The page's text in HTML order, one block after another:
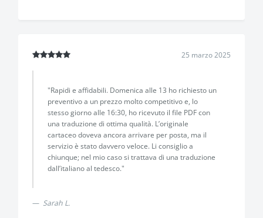
25 marzo 2025
"Rapidi e affidabili. Domenica alle 13 ho richiesto un
preventivo a un prezzo molto competitivo e, lo
stesso giorno alle 16:30, ho ricevuto il file PDF con
una traduzione di ottima qualità. L’originale
cartaceo doveva ancora arrivare per posta, ma il
servizio è stato davvero veloce. Li consiglio a
chiunque; nel mio caso si trattava di una traduzione
dall’italiano al tedesco."
Sarah L.